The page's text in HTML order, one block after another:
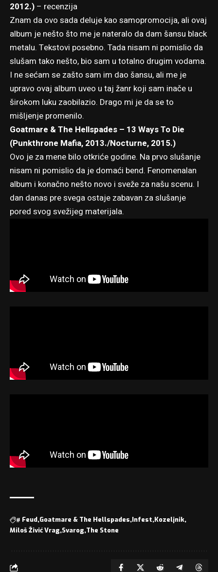
2012.) – recenzija
Znam da ovo sada deluje kao samopromocija, ali ovaj
album je nešto što me je nateralo da dam šansu black
metalu. Tekstovi posebno. Tada nisam ni pomislio da
slušam tako nešto, bio sam u totalno drugim vodama.
I ne sećam se zašto sam im dao šansu, ali me je
upravo ovaj album uveo u taj žanr koji sam inače u
širokom luku zaobilazio. Drago mi je da se to
mišljenje promenilo.
Goatmare & The Hellspades – 13 Ways To Die
(Punkthrone Mafia, 2013./Nocturne, 2015.)
Ovo je za mene bilo otkriće godine. Na prvo slušanje
nisam ni pomislio da je domaći bend. Fenomenalan
album i konačno nešto novo i sveže za našu scenu. I
dan danas pre svega ostaje zabavan za slušanje
pored svog svežijeg materijala.
# Feud Goatmare & The Hellspades Infest Kozeljnik
Miloš Živić Vrag Svarog The Stone